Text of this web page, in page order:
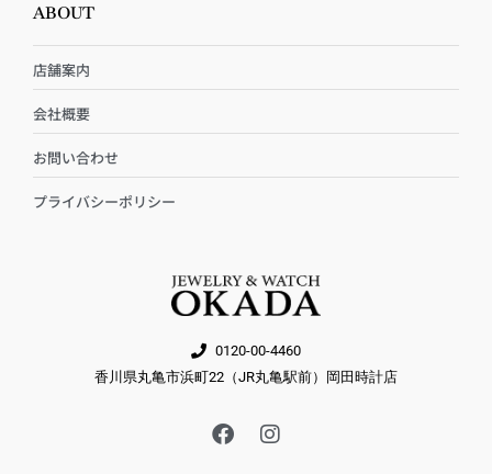
ABOUT
店舗案内
会社概要
お問い合わせ
プライバシーポリシー
0120-00-4460
香川県丸亀市浜町22（JR丸亀駅前）岡田時計店
F
a
I
n